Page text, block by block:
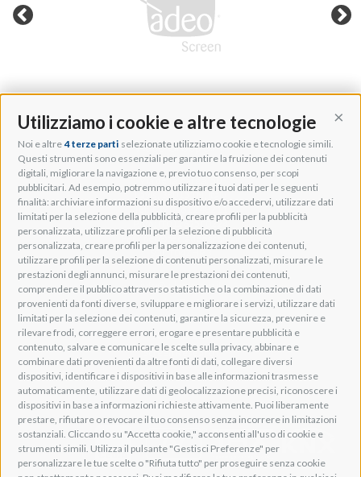
Utilizziamo i cookie e altre tecnologie
Noi e altre 4 terze parti selezionate utilizziamo cookie e tecnologie simili.
Questi strumenti sono essenziali per garantire la fruizione dei contenuti
digitali, migliorare la navigazione e, previo tuo consenso, per scopi
pubblicitari. Ad esempio, potremmo utilizzare i tuoi dati per le seguenti
finalità: archiviare informazioni su dispositivo e/o accedervi, utilizzare dati
limitati per la selezione della pubblicità, creare profili per la pubblicità
personalizzata, utilizzare profili per la selezione di pubblicità
personalizzata, creare profili per la personalizzazione dei contenuti,
utilizzare profili per la selezione di contenuti personalizzati, misurare le
prestazioni degli annunci, misurare le prestazioni dei contenuti,
comprendere il pubblico attraverso statistiche o la combinazione di dati
provenienti da fonti diverse, sviluppare e migliorare i servizi, utilizzare dati
limitati per la selezione dei contenuti, garantire la sicurezza, prevenire e
rilevare frodi, correggere errori, erogare e presentare pubblicità e
contenuto, salvare e comunicare le scelte sulla privacy, abbinare e
combinare dati provenienti da altre fonti di dati, collegare diversi
dispositivi, identificare i dispositivi in base alle informazioni trasmesse
automaticamente, utilizzare dati di geolocalizzazione precisi, riconoscere i
dispositivi in base a informazioni richieste attivamente. Puoi liberamente
prestare, rifiutare o revocare il tuo consenso senza incorrere in limitazioni
sostanziali. Cliccando su "Accetta cookie," acconsenti all'uso di cookie e
strumenti simili. Utilizza il pulsante "Gestisci Preferenze" per
personalizzare le tue scelte o "Rifiuta tutto" per proseguire senza cookie
Adeo Group S.r.l.
Via della Zarga, 50
Lavis, 38015 TN, Italy
Tel: +39 0461 248211
P.IVA: IT01262500224
PEC: pec@pec.adeogroup.it
SDI: T04ZHR3
info@adeogroup.it
Adeo ProAV
Adeo HomeAV
Adeo Screen
Screen Research
Adeum Cinema Suite